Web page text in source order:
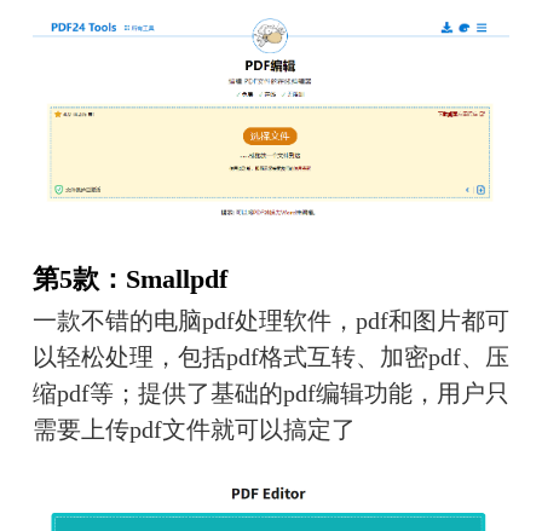
第5款：Smallpdf
一款不错的电脑pdf处理软件，pdf和图片都可
以轻松处理，包括pdf格式互转、加密pdf、压
缩pdf等；提供了基础的pdf编辑功能，用户只
需要上传pdf文件就可以搞定了